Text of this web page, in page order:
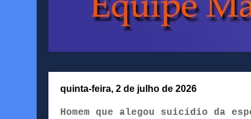
quinta-feira, 2 de julho de 2026
Homem que alegou suicídio da